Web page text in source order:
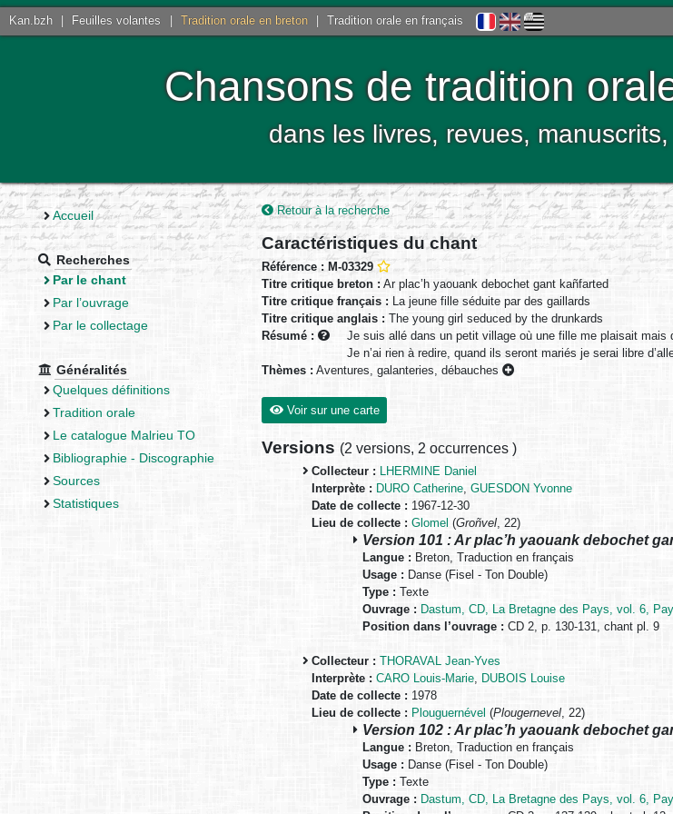
Kan.bzh Feuilles volantes Tradition orale en breton Tradition orale en français
Chansons de tradition
dans les livres, revues,
Accueil
Recherches
Par le chant
Par l’ouvrage
Par le collectage
Généralités
Quelques définitions
Tradition orale
Le catalogue Malrieu TO
Bibliographie - Discographie
Sources
Statistiques
Retour à la recherche
Caractéristiques du chant
Référence : M-03329
Titre critique breton : Ar plac’h yaouank debochet gant kañfarted
Titre critique français : La jeune fille séduite par des gaillards
Titre critique anglais : The young girl seduced by the drunkards
Résumé :
Je suis allé dans un petit village où une fille me plaisait mais
Je n’ai rien à redire, quand ils seront mariés je serai libre
Thèmes : Aventures, galanteries, débauches
Voir sur une carte
Versions (2 versions, 2 occurrences )
Collecteur : LHERMINE Daniel
Interprète : DURO Catherine,GUESDON Yvonne
Date de collecte : 1967-12-30
Lieu de collecte : Glomel (Groñvel, 22)
Version 101 : Ar plac’h yaouank debochet
Langue : Breton, Traduction en français
Usage : Danse (Fisel - Ton Double)
Type :Texte
Ouvrage : Dastum, CD, La Bretagne des Pays, vol. 6,
Position dans l’ouvrage : CD 2, p. 130-131, chant pl. 9
Collecteur : THORAVAL Jean-Yves
Interprète : CARO Louis-Marie, DUBOIS Louise
Date de collecte : 1978
Lieu de collecte : Plouguernével (Plougernevel, 22)
Version 102 : Ar plac’h yaouank debochet
Langue :Breton, Traduction en français
Usage : Danse (Fisel - Ton Double)
Type : Texte
Ouvrage : Dastum, CD, La Bretagne des Pays, vol. 6,